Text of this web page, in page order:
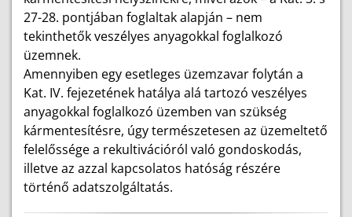
27-28. pontjában foglaltak alapján – nem
tekinthetők veszélyes anyagokkal foglalkozó
üzemnek.
Amennyiben egy esetleges üzemzavar folytán a
Kat. IV. fejezetének hatálya alá tartozó veszélyes
anyagokkal foglalkozó üzemben van szükség
kármentesítésre, úgy természetesen az üzemeltető
felelőssége a rekultivációról való gondoskodás,
illetve az azzal kapcsolatos hatóság részére
történő adatszolgáltatás.